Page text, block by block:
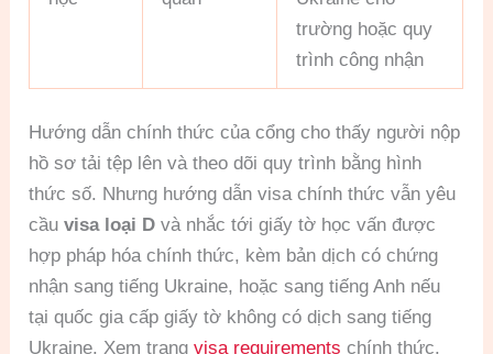
trường hoặc quy
trình công nhận
Hướng dẫn chính thức của cổng cho thấy người nộp
hồ sơ tải tệp lên và theo dõi quy trình bằng hình
thức số. Nhưng hướng dẫn visa chính thức vẫn yêu
cầuvisa loại D và nhắc tới giấy tờ học vấn được
hợp pháp hóa chính thức, kèm bản dịch có chứng
nhận sang tiếng Ukraine, hoặc sang tiếng Anh nếu
tại quốc gia cấp giấy tờ không có dịch sang tiếng
Ukraine. Xem trangvisa requirements chính thức.